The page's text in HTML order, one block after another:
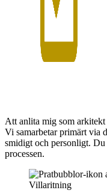
Att anlita mig som
Vi samarbetar primärt via
smidigt och personligt.
processen.